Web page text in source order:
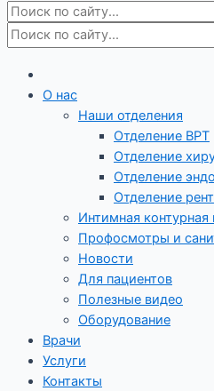
О нас
Наши отделения
Отделение ВРТ
Отделение
Отделение
Отделение
Интимная контурная
Профосмотры и
Новости
Для пациентов
Полезные видео
Оборудование
Врачи
Услуги
Контакты